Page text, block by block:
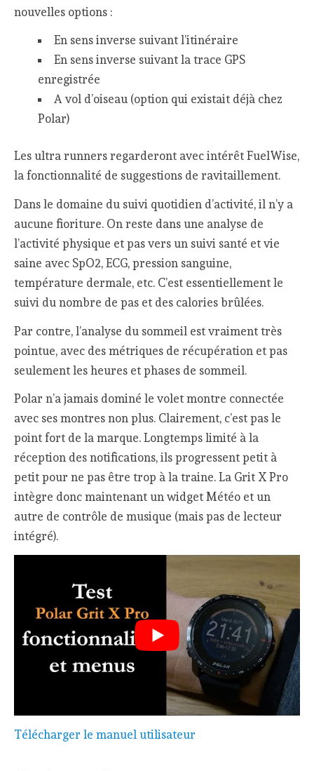
nouvelles options :
En sens inverse suivant l’itinéraire
En sens inverse suivant la trace GPS
enregistrée
A vol d’oiseau (option qui existait déjà chez
Polar)
Les ultra runners regarderont avec intérêt FuelWise,
la fonctionnalité de suggestions de ravitaillement.
Dans le domaine du suivi quotidien d’activité, il n’y a
aucune fioriture. On reste dans une analyse de
l’activité physique et pas vers un suivi santé et vie
saine avec SpO2, ECG, pression sanguine,
température dermale, etc. C’est essentiellement le
suivi du nombre de pas et des calories brûlées.
Par contre, l’analyse du sommeil est vraiment très
pointue, avec des métriques de récupération et pas
seulement les heures et phases de sommeil.
Polar n’a jamais dominé le volet montre connectée
avec ses montres non plus. Clairement, c’est pas le
point fort de la marque. Longtemps limité à la
réception des notifications, ils progressent petit à
petit pour ne pas être trop à la traine. La Grit X Pro
intègre donc maintenant un widget Météo et un
autre de contrôle de musique (mais pas de lecteur
intégré).
Télécharger le manuel utilisateur